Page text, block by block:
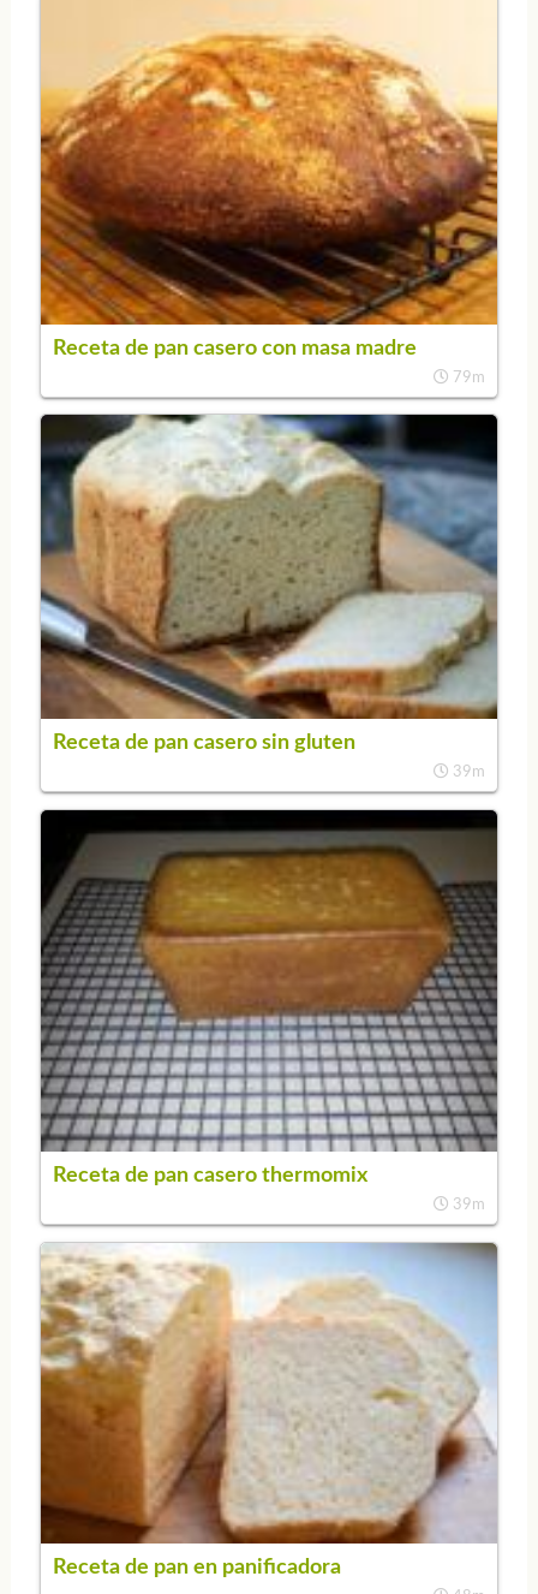
Receta de pan casero con masa madre
79m
Receta de pan casero sin gluten
39m
Receta de pan casero thermomix
39m
Receta de pan en panificadora